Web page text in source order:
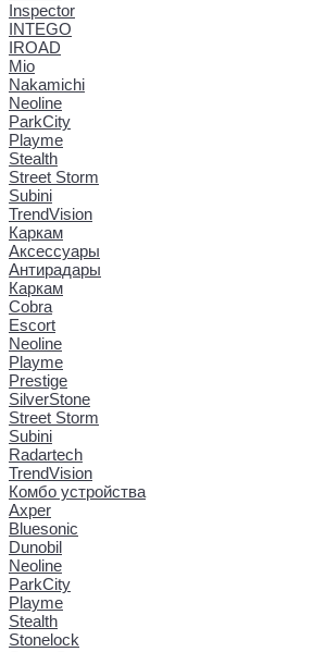
Inspector
INTEGO
IROAD
Mio
Nakamichi
Neoline
ParkCity
Playme
Stealth
Street Storm
Subini
TrendVision
Каркам
Аксессуары
Антирадары
Каркам
Cobra
Escort
Neoline
Playme
Prestige
SilverStone
Street Storm
Subini
Radartech
TrendVision
Комбо устройства
Axper
Bluesonic
Dunobil
Neoline
ParkCity
Playme
Stealth
Stonelock